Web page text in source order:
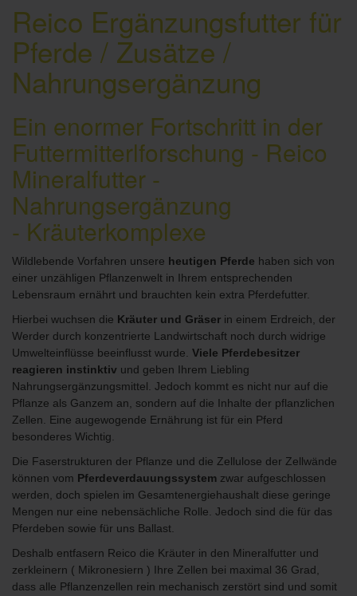
Reico Ergänzungsfutter für
Pferde / Zusätze /
Nahrungsergänzung
Ein enormer Fortschritt in der
Futtermitterlforschung - Reico
Mineralfutter -
Nahrungsergänzung
- Kräuterkomplexe
Wildlebende Vorfahren unsere heutigen Pferde haben sich von
einer unzähligen Pflanzenwelt in Ihrem entsprechenden
Lebensraum ernährt und brauchten kein extra Pferdefutter.
Hierbei wuchsen die Kräuter und Gräser in einem Erdreich, der
Werder durch konzentrierte Landwirtschaft noch durch widrige
Umwelteinflüsse beeinflusst wurde. Viele Pferdebesitzer
reagieren instinktiv und geben Ihrem Liebling
Nahrungsergänzungsmittel. Jedoch kommt es nicht nur auf die
Pflanze als Ganzem an, sondern auf die Inhalte der pflanzlichen
Zellen. Eine augewogende Ernährung ist für ein Pferd
besonderes Wichtig.
Die Faserstrukturen der Pflanze und die Zellulose der Zellwände
können vom Pferdeverdauungssystem zwar aufgeschlossen
werden, doch spielen im Gesamtenergiehaushalt diese geringe
Mengen nur eine nebensächliche Rolle. Jedoch sind die für das
Pferdeben sowie für uns Ballast.
Deshalb entfasern Reico die Kräuter in den Mineralfutter und
zerkleinern ( Mikronesiern ) Ihre Zellen bei maximal 36 Grad,
dass alle Pflanzenzellen rein mechanisch zerstört sind und somit